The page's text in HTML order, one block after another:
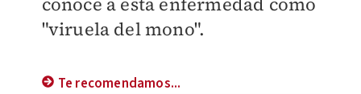
"viruela del mono".
Te recomendamos...